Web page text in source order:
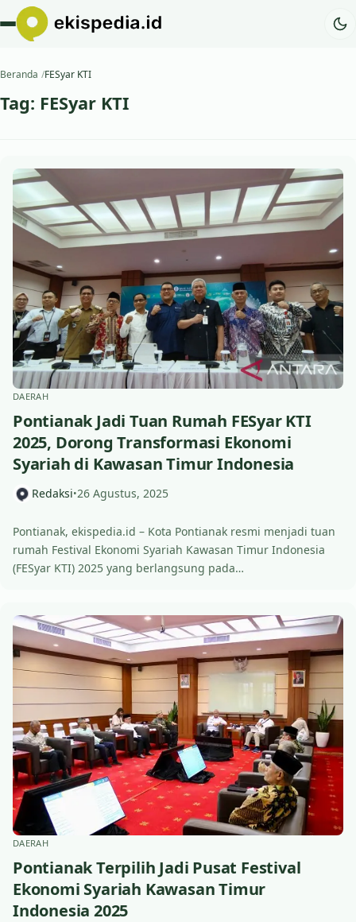
Beranda FESyar KTI
Tag: FESyar KTI
DAERAH
Pontianak Jadi Tuan Rumah FESyar KTI
2025, Dorong Transformasi Ekonomi
Syariah di Kawasan Timur Indonesia
Redaksi•26 Agustus, 2025
Pontianak, ekispedia.id – Kota Pontianak resmi menjadi tuan
rumah Festival Ekonomi Syariah Kawasan Timur Indonesia
(FESyar KTI) 2025 yang berlangsung pada…
DAERAH
Pontianak Terpilih Jadi Pusat Festival
Ekonomi Syariah Kawasan Timur
Indonesia 2025